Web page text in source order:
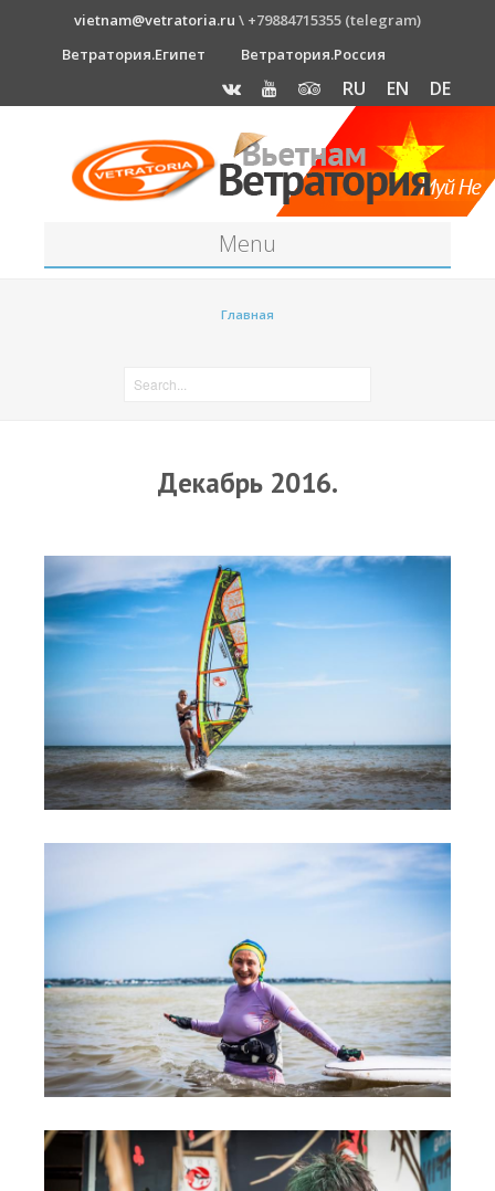
vietnam@vetratoria.ru \ +79884715355 (telegram)
Ветратория.Египет
Ветратория.Россия
RU EN DE
Menu
RRD Russian Cup
Новости
Медиа
Фото
Видео
Места катания
Наши станции
Ветратория.Дахаб
Ветратория Россия
Цены
Обучение Виндсерфингу
Прокат виндсерфинга и винг фойла
Классический серфинг и SUP
Продажа оборудования
Обучение кайтсерфингу
Главная
Декабрь 2016.